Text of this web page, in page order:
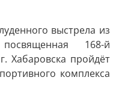
выстрела из
168-й
Хабаровска пройдёт
комплекса